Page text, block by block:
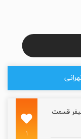
قسمت
۱